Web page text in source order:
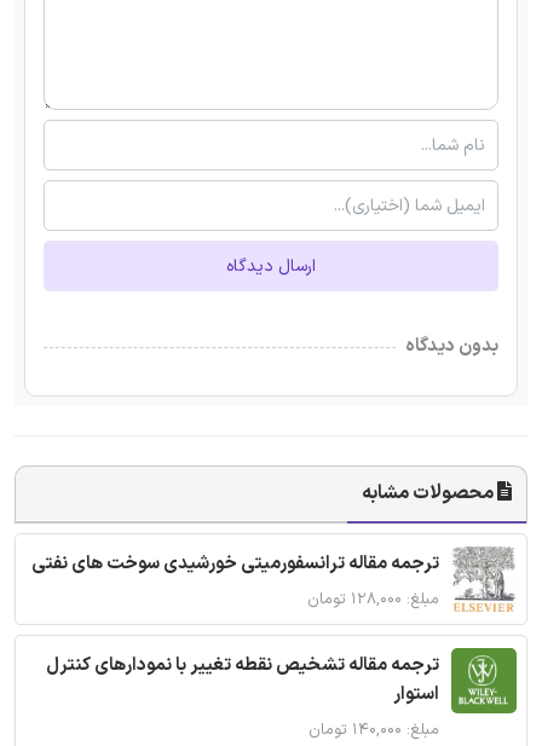
ارسال دیدگاه
بدون دیدگاه
محصولات مشابه
ترجمه مقاله ترانسفورمیتی خورشیدی سوخت های نفتی
مبلغ: ۱۲۸,۰۰۰ تومان
ترجمه مقاله تشخیص نقطه تغییر با نمودارهای کنترل
استوار
مبلغ: ۱۴۰,۰۰۰ تومان